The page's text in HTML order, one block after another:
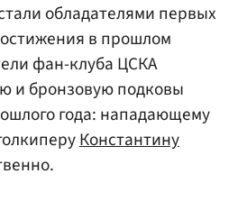
обладателями первых
в прошлом
фан-клуба ЦСКА
и бронзовую подковы
года: нападающему
Константину